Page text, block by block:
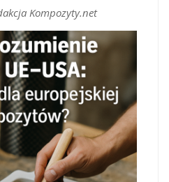
Kompozyty.net